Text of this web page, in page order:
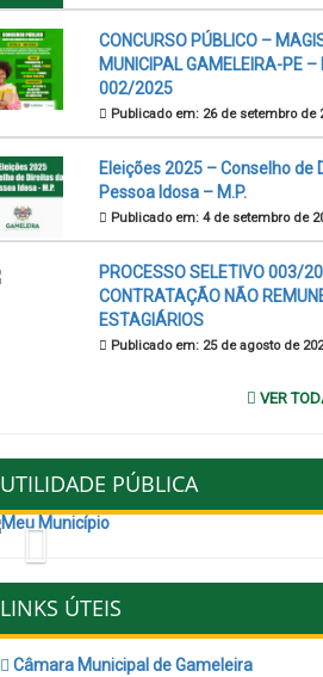
CONCURSO PÚBLICO –
MUNICIPAL GAMELEIRA-PE –
002/2025
Publicado em: 26 de setembro de
Eleições 2025 – Conselho de
Pessoa Idosa – M.P.
Publicado em: 4 de setembro de
PROCESSO SELETIVO 003/
CONTRATAÇÃO NÃO
ESTAGIÁRIOS
Publicado em: 25 de agosto de
VER
UTILIDADE PÚBLICA
Previous
LINKS ÚTEIS
Câmara Municipal de Gameleira